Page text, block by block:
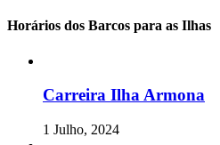
Horários dos Barcos para as Ilhas
Carreira Ilha Armona
1 Julho, 2024